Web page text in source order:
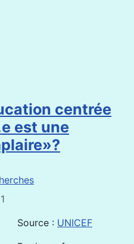
centrée
est une
Source : UNICEF